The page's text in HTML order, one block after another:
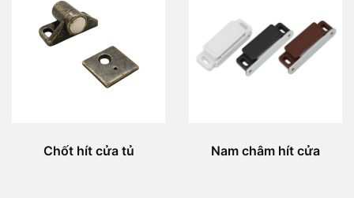
Chốt hít cửa tủ Nam châm hít cửa